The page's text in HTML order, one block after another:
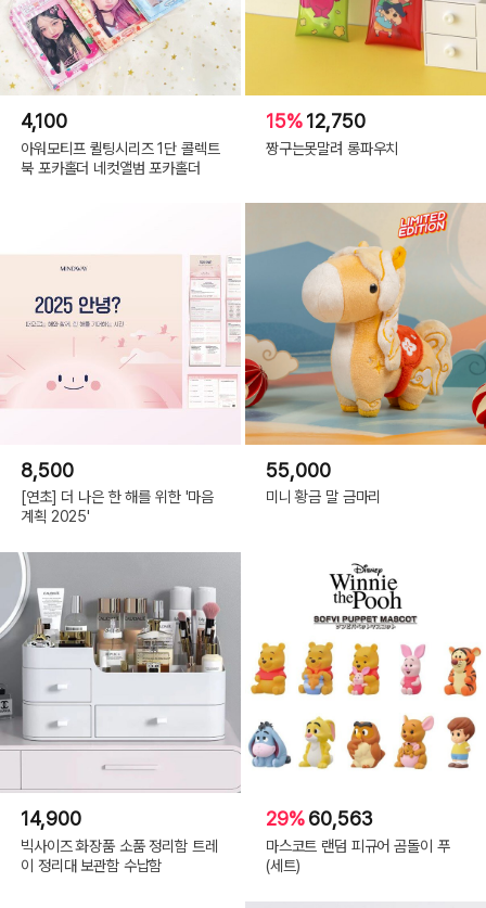
4,100
아워모티프 퀼팅시리즈 1단 콜렉트
북 포카홀더 네컷앨범 포카홀더
15%12,750
짱구는못말려 롱파우치
8,500
[연초] 더 나은 한 해를 위한 '마음
계획 2025'
55,000
미니 황금 말 금마리
14,900
빅사이즈 화장품 소품 정리함 트레
이 정리대 보관함 수납함
29%60,563
마스코트 랜덤 피규어 곰돌이 푸
(세트)